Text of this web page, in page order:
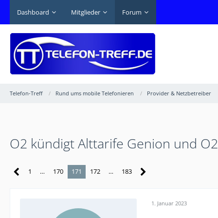
Dashboard Mitglieder Forum
Telefon-Treff Rund ums mobile Telefonieren Provider & Netzbetreiber
O2 kündigt Alttarife Genion und
1 … 170 171 172 … 183
1. Januar 2023